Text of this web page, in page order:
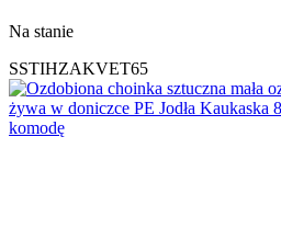
Na stanie
SSTIHZAKVET65